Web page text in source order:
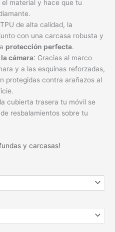
material y hace que tu
de alta calidad, la
con una carcasa robusta y
protección perfecta.
cámara: Gracias al marco
y a las esquinas reforzadas,
protegidas contra arañazos al
cubierta trasera tu móvil se
resbalamientos sobre tu
y carcasas!